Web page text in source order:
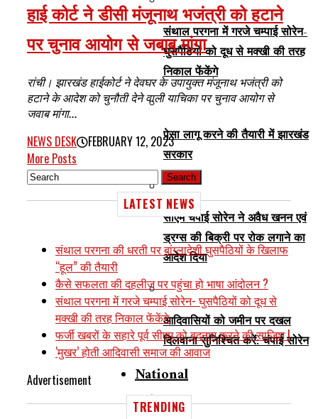
संथाल परगना में गरजे चम्पाई सोरेन-
घुसपैठियों को दूध से मक्खी की तरह
निकाल फेंकेंगे
पेसा लागू करने की तैयारी में झारखंड
सरकार
सीएम चंपाई सोरेन ने अवैध खनन एवं
ड्रग्स की बिक्री पर रोक लगाने का
आदेश दिया
आदिवासियों को जमीन पर दखल
दिलवाना सुनिश्चित करें: चंपाई सोरेन
National
हाई कोर्ट ने डीसी मंजूनाथ भजंत्री को हटाने
पर चुनाव आयोग से जबाब मांगा
रांची। झारखंड हाईकोर्ट ने दे‌वघर के उपायुक्त मंजूनाथ भजंत्री को
हटाने के आदेश को चुनौती देने वाली याचिका पर चुनाव आयोग से
जवाब मांगा...
NEWS DESK
FEBRUARY 12, 2023
More Posts
LATEST NEWS
संथाल परगना की धरती पर बांग्लादेशी घुसपैठियों के खिलाफ
“हूल” की तैयारी
कैसे सफलता की दहलीज पर पहुंचा हो भाषा आंदोलन ?
संथाल परगना में गरजे चम्पाई सोरेन- घुसपैठियों को दूध से
मक्खी की तरह निकाल फेंकेंगे
फर्जी खबरों के सहारे पूर्व सीएम को बदनाम करने की साजिश !
‘मुखर’ होती आदिवासी समाज की आवाज
Advertisement
TRENDING